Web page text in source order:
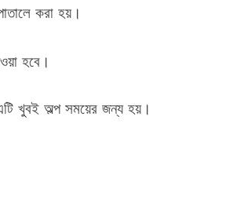
করা হয়।
হবে।
খুবই অল্প সময়ের জন্য হয়।